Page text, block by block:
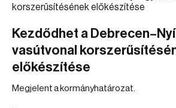
Kezdődhet a
vasútvonal
előkészítése
Megjelent a kormányhatározat.